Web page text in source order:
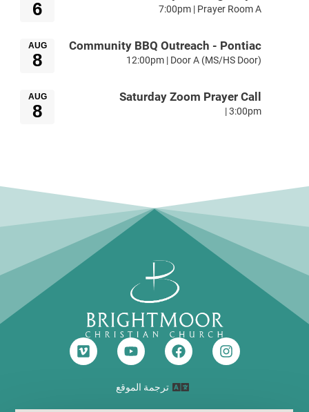
6 7:00pm | Prayer Room A
AUG
8
Community BBQ Outreach - Pontiac
12:00pm | Door A (MS/HS Door)
AUG
8
Saturday Zoom Prayer Call
3:00pm |
ترجمة الموقع